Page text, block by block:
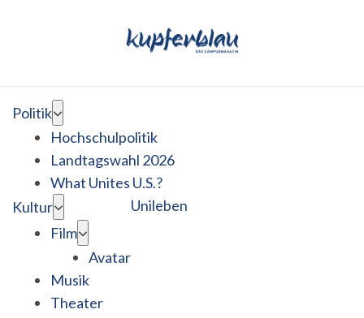
Politik
Hochschulpolitik
Landtagswahl 2026
What Unites U.S.?
Kultur
Film
Avatar
Musik
Theater
Unileben